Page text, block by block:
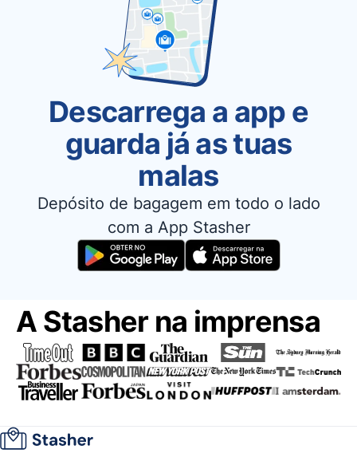
Descarrega a app e
guarda já as tuas
malas
Depósito de bagagem em todo o lado
com a App Stasher
A Stasher na imprensa